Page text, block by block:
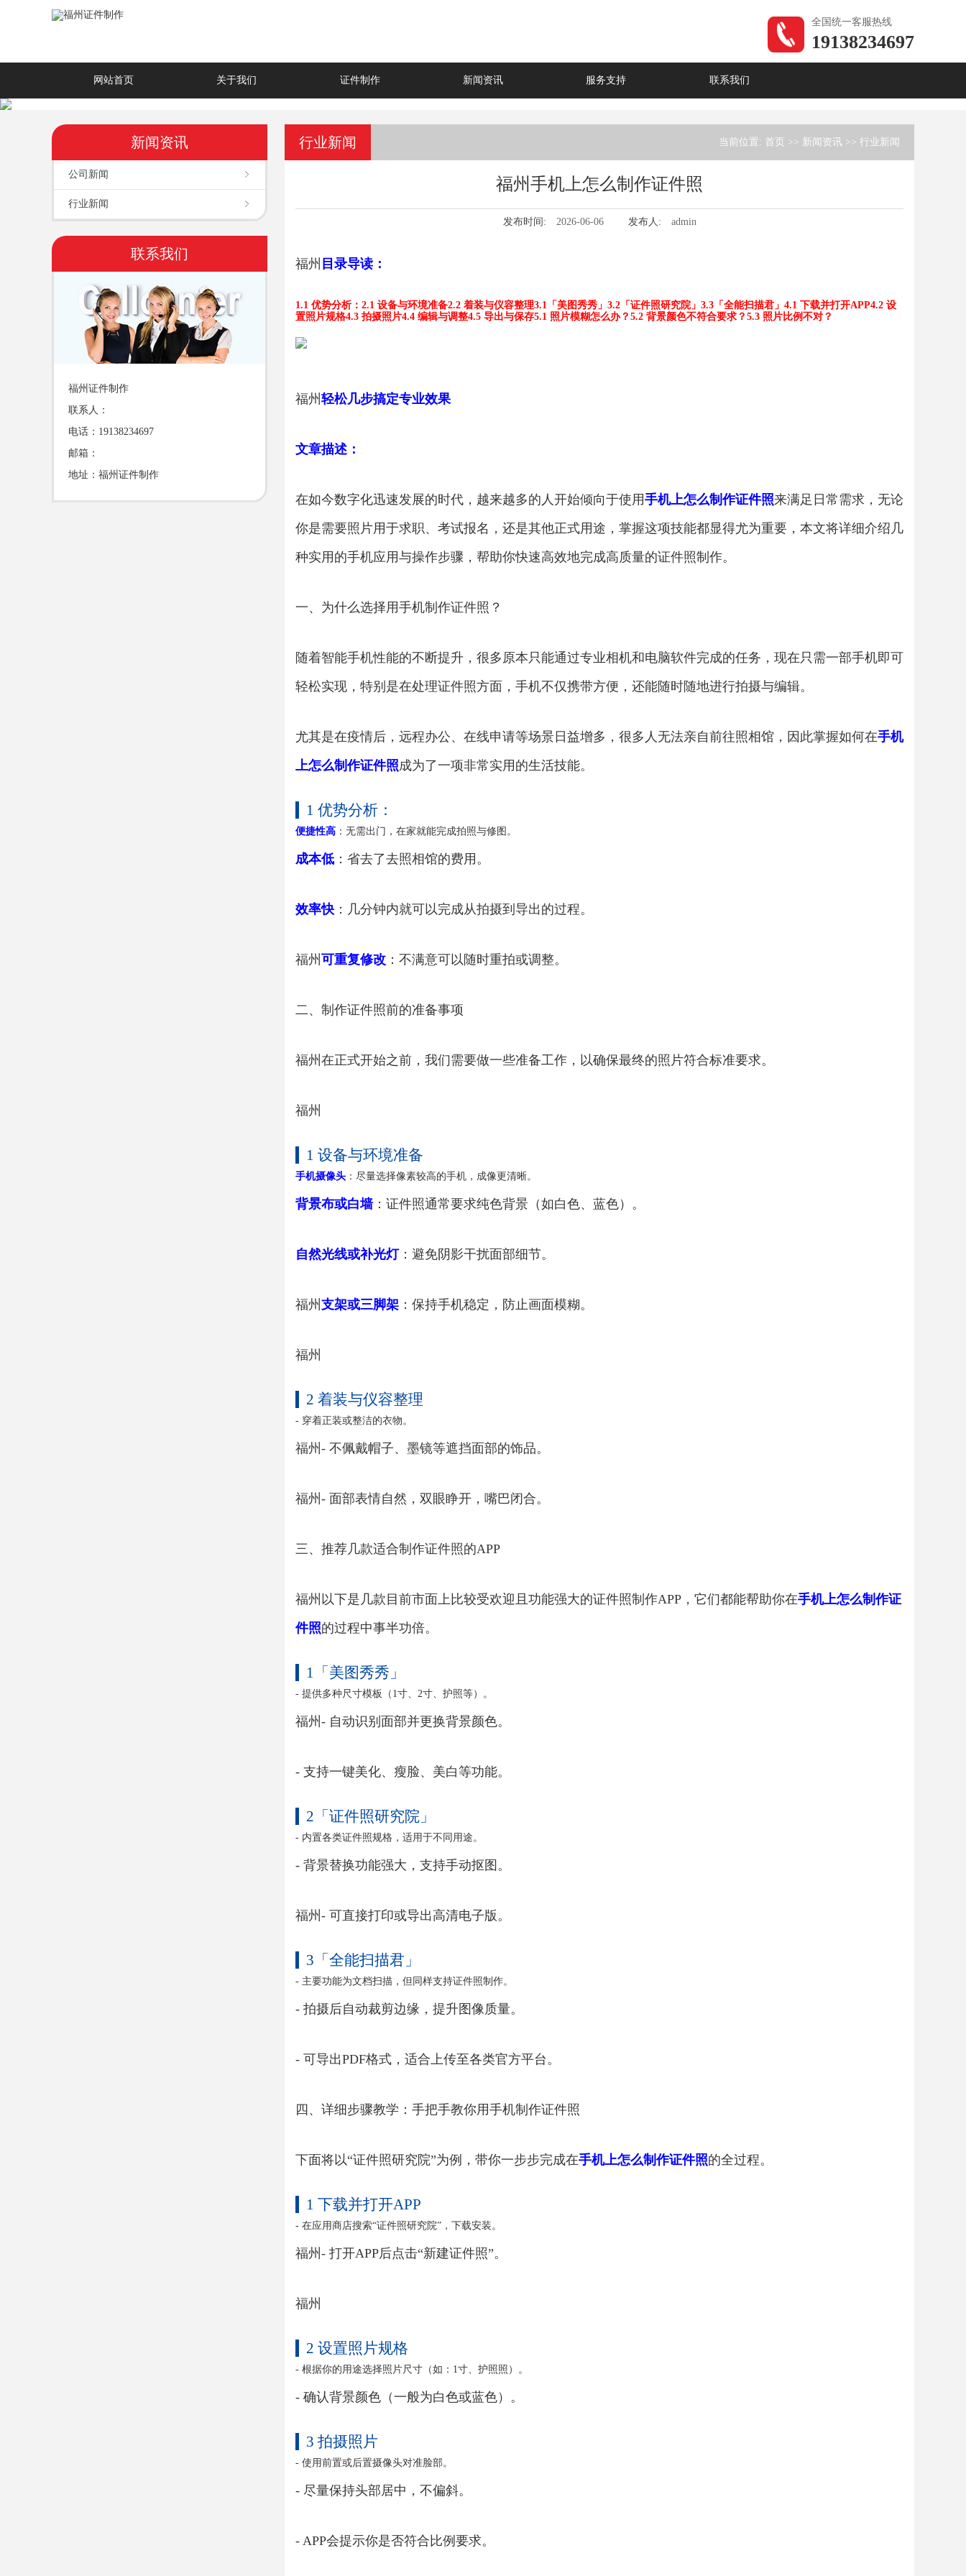
全国统一客服热线
19138234697
网站首页 关于我们 证件制作 新闻资讯 服务支持 联系我们
新闻资讯
公司新闻
行业新闻
联系我们
福州证件制作
联系人：
电话：19138234697
邮箱：
地址：福州证件制作
行业新闻 当前位置: 首页 >> 新闻资讯 >> 行业新闻
福州手机上怎么制作证件照
发布时间: 2026-06-06 发布人: admin
福州 目录导读：
1.1 优势分析： 2.1 设备与环境准备2.2 着装与仪容整理3.1「美图秀秀」 3.2「证件照研究院」 3.3「全能扫描君」 4.1 下载并打开APP4.2 设
置照片规格4.3 拍摄照片4.4 编辑与调整4.5 导出与保存5.1 照片模糊怎么办？ 5.2 背景颜色不符合要求？ 5.3 照片比例不对？
福州 轻松几步搞定专业效果
文章描述：
在如今数字化迅速发展的时代，越来越多的人开始倾向于使用手机上怎么制作证件照来满足日常需求，无论
你是需要照片用于求职、考试报名，还是其他正式用途，掌握这项技能都显得尤为重要，本文将详细介绍几
种实用的手机应用与操作步骤，帮助你快速高效地完成高质量的证件照制作。
一、为什么选择用手机制作证件照？
随着智能手机性能的不断提升，很多原本只能通过专业相机和电脑软件完成的任务，现在只需一部手机即可
轻松实现，特别是在处理证件照方面，手机不仅携带方便，还能随时随地进行拍摄与编辑。
尤其是在疫情后，远程办公、在线申请等场景日益增多，很多人无法亲自前往照相馆，因此掌握如何在手机
上怎么制作证件照成为了一项非常实用的生活技能。
1 优势分析：
便捷性高 ：无需出门，在家就能完成拍照与修图。
成本低 ：省去了去照相馆的费用。
效率快 ：几分钟内就可以完成从拍摄到导出的过程。
福州 可重复修改 ：不满意可以随时重拍或调整。
二、制作证件照前的准备事项
福州在正式开始之前，我们需要做一些准备工作，以确保最终的照片符合标准要求。
福州
1 设备与环境准备
手机摄像头 ：尽量选择像素较高的手机，成像更清晰。
背景布或白墙：证件照通常要求纯色背景（如白色、蓝色）。
自然光线或补光灯：避免阴影干扰面部细节。
福州 支架或三脚架 ：保持手机稳定，防止画面模糊。
福州
2 着装与仪容整理
- 穿着正装或整洁的衣物。
福州- 不佩戴帽子、墨镜等遮挡面部的饰品。
福州- 面部表情自然，双眼睁开，嘴巴闭合。
三、推荐几款适合制作证件照的APP
福州以下是几款目前市面上比较受欢迎且功能强大的证件照制作APP，它们都能帮助你在手机上怎么制作证
件照的过程中事半功倍。
1「美图秀秀」
- 提供多种尺寸模板（1寸、2寸、护照等）。
福州- 自动识别面部并更换背景颜色。
- 支持一键美化、瘦脸、美白等功能。
2「证件照研究院」
- 内置各类证件照规格，适用于不同用途。
- 背景替换功能强大，支持手动抠图。
福州- 可直接打印或导出高清电子版。
3「全能扫描君」
- 主要功能为文档扫描，但同样支持证件照制作。
- 拍摄后自动裁剪边缘，提升图像质量。
- 可导出PDF格式，适合上传至各类官方平台。
四、详细步骤教学：手把手教你用手机制作证件照
下面将以“证件照研究院”为例，带你一步步完成在手机上怎么制作证件照的全过程。
1 下载并打开APP
- 在应用商店搜索“证件照研究院”，下载安装。
福州- 打开APP后点击“新建证件照”。
福州
2 设置照片规格
- 根据你的用途选择照片尺寸（如：1寸、护照照）。
- 确认背景颜色（一般为白色或蓝色）。
3 拍摄照片
- 使用前置或后置摄像头对准脸部。
- 尽量保持头部居中，不偏斜。
- APP会提示你是否符合比例要求。